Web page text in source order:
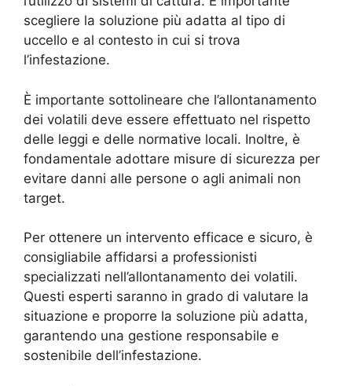
scegliere la soluzione più adatta al tipo di
uccello e al contesto in cui si trova
l’infestazione.
È importante sottolineare che l’allontanamento
dei volatili deve essere effettuato nel rispetto
delle leggi e delle normative locali. Inoltre, è
fondamentale adottare misure di sicurezza per
evitare danni alle persone o agli animali non
target.
Per ottenere un intervento efficace e sicuro, è
consigliabile affidarsi a professionisti
specializzati nell’allontanamento dei volatili.
Questi esperti saranno in grado di valutare la
situazione e proporre la soluzione più adatta,
garantendo una gestione responsabile e
sostenibile dell’infestazione.